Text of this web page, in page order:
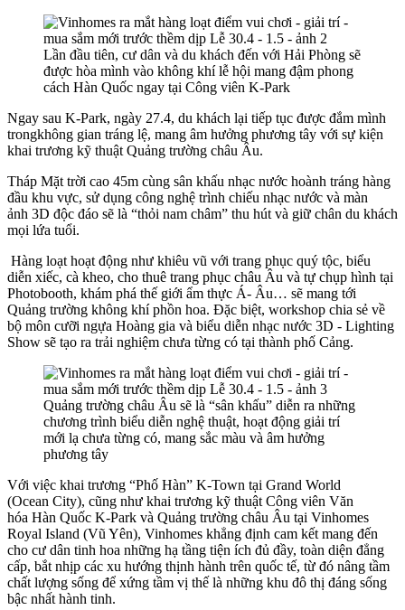
Lần đầu tiên, cư dân và du khách đến với Hải Phòng sẽ
được hòa mình vào không khí lễ hội mang đậm phong
cách Hàn Quốc ngay tại Công viên K-Park
Ngay sau K-Park, ngày 27.4, du khách lại tiếp tục được đắm mình
trongkhông gian tráng lệ, mang âm hưởng phương tây với sự kiện
khai trương kỹ thuật Quảng trường châu Âu.
Tháp Mặt trời cao 45m cùng sân khấu nhạc nước hoành tráng hàng
đầu khu vực, sử dụng công nghệ trình chiếu nhạc nước và màn
ảnh 3D độc đáo sẽ là “thỏi nam châm” thu hút và giữ chân du khách
mọi lứa tuổi.
Hàng loạt hoạt động như khiêu vũ với trang phục quý tộc, biểu
diễn xiếc, cà kheo, cho thuê trang phục châu Âu và tự chụp hình tại
Photobooth, khám phá thế giới ẩm thực Á- Âu… sẽ mang tới
Quảng trường không khí phồn hoa. Đặc biệt, workshop chia sẻ về
bộ môn cưỡi ngựa Hoàng gia và biểu diễn nhạc nước 3D - Lighting
Show sẽ tạo ra trải nghiệm chưa từng có tại thành phố Cảng.
Quảng trường châu Âu sẽ là “sân khấu” diễn ra những
chương trình biểu diễn nghệ thuật, hoạt động giải trí
mới lạ chưa từng có, mang sắc màu và âm hưởng
phương tây
Với việc khai trương “Phố Hàn” K-Town tại Grand World
(Ocean City), cũng như khai trương kỹ thuật Công viên Văn
hóa Hàn Quốc K-Park và Quảng trường châu Âu tại Vinhomes
Royal Island (Vũ Yên), Vinhomes khẳng định cam kết mang đến
cho cư dân tinh hoa những hạ tầng tiện ích đủ đầy, toàn diện đẳng
cấp, bắt nhịp các xu hướng thịnh hành trên quốc tế, từ đó nâng tầm
chất lượng sống để xứng tầm vị thế là những khu đô thị đáng sống
bậc nhất hành tinh.